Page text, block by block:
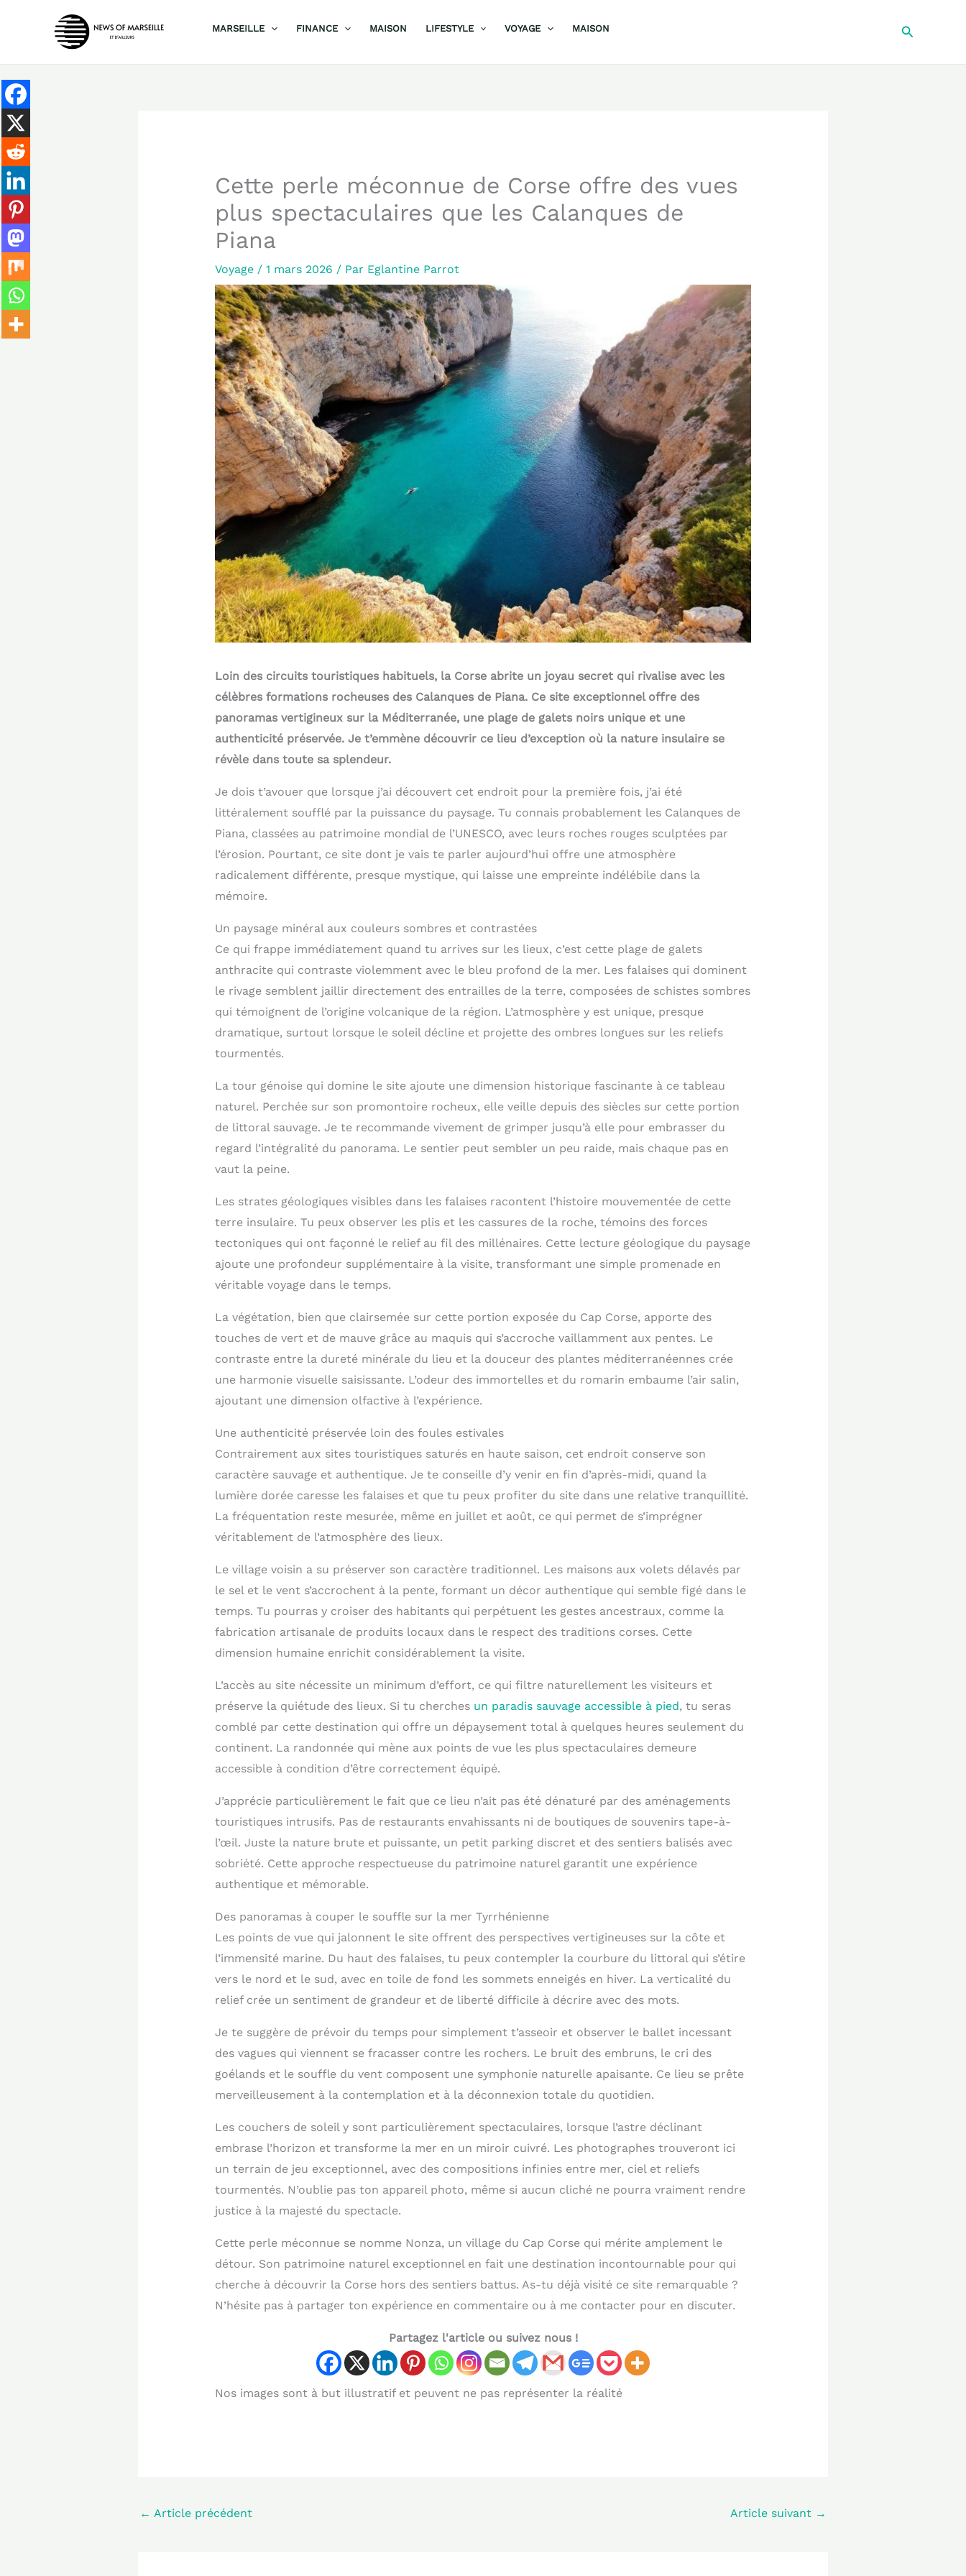
MARSEILLE FINANCE MAISON LIFESTYLE VOYAGE MAISON
Cette perle méconnue de Corse offre des vues
plus spectaculaires que les Calanques de
Piana
Voyage/ 1 mars 2026 / Par Eglantine Parrot
Loin des circuits touristiques habituels, la Corse abrite un joyau secret qui rivalise avec les
célèbres formations rocheuses des Calanques de Piana. Ce site exceptionnel offre des
panoramas vertigineux sur la Méditerranée, une plage de galets noirs unique et une
authenticité préservée. Je t’emmène découvrir ce lieu d’exception où la nature insulaire se
révèle dans toute sa splendeur.
Je dois t’avouer que lorsque j’ai découvert cet endroit pour la première fois, j’ai été
littéralement soufflé par la puissance du paysage. Tu connais probablement les Calanques de
Piana, classées au patrimoine mondial de l’UNESCO, avec leurs roches rouges sculptées par
l’érosion. Pourtant, ce site dont je vais te parler aujourd’hui offre une atmosphère
radicalement différente, presque mystique, qui laisse une empreinte indélébile dans la
mémoire.
Un paysage minéral aux couleurs sombres et contrastées
Ce qui frappe immédiatement quand tu arrives sur les lieux, c’est cette plage de galets
anthracite qui contraste violemment avec le bleu profond de la mer. Les falaises qui dominent
le rivage semblent jaillir directement des entrailles de la terre, composées de schistes sombres
qui témoignent de l’origine volcanique de la région. L’atmosphère y est unique, presque
dramatique, surtout lorsque le soleil décline et projette des ombres longues sur les reliefs
tourmentés.
La tour génoise qui domine le site ajoute une dimension historique fascinante à ce tableau
naturel. Perchée sur son promontoire rocheux, elle veille depuis des siècles sur cette portion
de littoral sauvage. Je te recommande vivement de grimper jusqu’à elle pour embrasser du
regard l’intégralité du panorama. Le sentier peut sembler un peu raide, mais chaque pas en
vaut la peine.
Les strates géologiques visibles dans les falaises racontent l’histoire mouvementée de cette
terre insulaire. Tu peux observer les plis et les cassures de la roche, témoins des forces
tectoniques qui ont façonné le relief au fil des millénaires. Cette lecture géologique du paysage
ajoute une profondeur supplémentaire à la visite, transformant une simple promenade en
véritable voyage dans le temps.
La végétation, bien que clairsemée sur cette portion exposée du Cap Corse, apporte des
touches de vert et de mauve grâce au maquis qui s’accroche vaillamment aux pentes. Le
contraste entre la dureté minérale du lieu et la douceur des plantes méditerranéennes crée
une harmonie visuelle saisissante. L’odeur des immortelles et du romarin embaume l’air salin,
ajoutant une dimension olfactive à l’expérience.
Une authenticité préservée loin des foules estivales
Contrairement aux sites touristiques saturés en haute saison, cet endroit conserve son
caractère sauvage et authentique. Je te conseille d’y venir en fin d’après-midi, quand la
lumière dorée caresse les falaises et que tu peux profiter du site dans une relative tranquillité.
La fréquentation reste mesurée, même en juillet et août, ce qui permet de s’imprégner
véritablement de l’atmosphère des lieux.
Le village voisin a su préserver son caractère traditionnel. Les maisons aux volets délavés par
le sel et le vent s’accrochent à la pente, formant un décor authentique qui semble figé dans le
temps. Tu pourras y croiser des habitants qui perpétuent les gestes ancestraux, comme la
fabrication artisanale de produits locaux dans le respect des traditions corses. Cette
dimension humaine enrichit considérablement la visite.
L’accès au site nécessite un minimum d’effort, ce qui filtre naturellement les visiteurs et
préserve la quiétude des lieux. Si tu cherches un paradis sauvage accessible à pied, tu seras
comblé par cette destination qui offre un dépaysement total à quelques heures seulement du
continent. La randonnée qui mène aux points de vue les plus spectaculaires demeure
accessible à condition d’être correctement équipé.
J’apprécie particulièrement le fait que ce lieu n’ait pas été dénaturé par des aménagements
touristiques intrusifs. Pas de restaurants envahissants ni de boutiques de souvenirs tape-à-
l’œil. Juste la nature brute et puissante, un petit parking discret et des sentiers balisés avec
sobriété. Cette approche respectueuse du patrimoine naturel garantit une expérience
authentique et mémorable.
Des panoramas à couper le souffle sur la mer Tyrrhénienne
Les points de vue qui jalonnent le site offrent des perspectives vertigineuses sur la côte et
l’immensité marine. Du haut des falaises, tu peux contempler la courbure du littoral qui s’étire
vers le nord et le sud, avec en toile de fond les sommets enneigés en hiver. La verticalité du
relief crée un sentiment de grandeur et de liberté difficile à décrire avec des mots.
Je te suggère de prévoir du temps pour simplement t’asseoir et observer le ballet incessant
des vagues qui viennent se fracasser contre les rochers. Le bruit des embruns, le cri des
goélands et le souffle du vent composent une symphonie naturelle apaisante. Ce lieu se prête
merveilleusement à la contemplation et à la déconnexion totale du quotidien.
Les couchers de soleil y sont particulièrement spectaculaires, lorsque l’astre déclinant
embrase l’horizon et transforme la mer en un miroir cuivré. Les photographes trouveront ici
un terrain de jeu exceptionnel, avec des compositions infinies entre mer, ciel et reliefs
tourmentés. N’oublie pas ton appareil photo, même si aucun cliché ne pourra vraiment rendre
justice à la majesté du spectacle.
Cette perle méconnue se nomme Nonza, un village du Cap Corse qui mérite amplement le
détour. Son patrimoine naturel exceptionnel en fait une destination incontournable pour qui
cherche à découvrir la Corse hors des sentiers battus. As-tu déjà visité ce site remarquable ?
N’hésite pas à partager ton expérience en commentaire ou à me contacter pour en discuter.
Partagez l'article ou suivez nous !
Nos images sont à but illustratif et peuvent ne pas représenter la réalité
← Article précédent Article suivant →